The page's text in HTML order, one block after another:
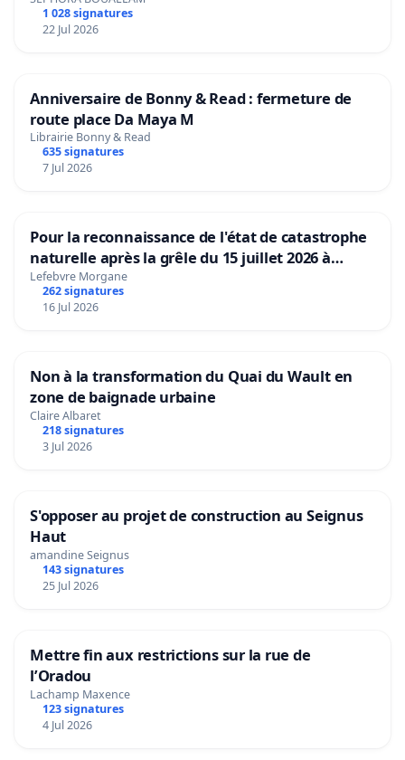
1 028 signatures
22 Jul 2026
Anniversaire de Bonny & Read : fermeture de
route place Da Maya M
Librairie Bonny & Read
635 signatures
7 Jul 2026
Pour la reconnaissance de l'état de catastrophe
naturelle après la grêle du 15 juillet 2026 à
Aubenas et ses alentours
Lefebvre Morgane
262 signatures
16 Jul 2026
Non à la transformation du Quai du Wault en
zone de baignade urbaine
Claire Albaret
218 signatures
3 Jul 2026
S'opposer au projet de construction au Seignus
Haut
amandine Seignus
143 signatures
25 Jul 2026
Mettre fin aux restrictions sur la rue de
l’Oradou
Lachamp Maxence
123 signatures
4 Jul 2026